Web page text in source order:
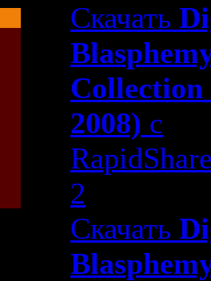
Скачать
Collection
2008) с
2
Скачать